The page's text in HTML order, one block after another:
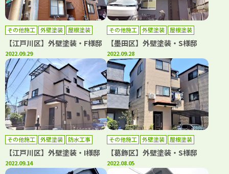
その他施工 外壁塗装
屋根塗装
防水工事
【江戸川区】外壁塗装・F様邸
2022.09.29
その他施工 外壁塗装
屋根塗装
防水工事
【墨田区】外壁塗装・S様邸
2022.09.28
その他施工 外壁塗装 防水工事
【江戸川区】外壁塗装・I様邸
2022.09.14
その他施工 外壁塗装
屋根塗装
防水工事
【葛飾区】外壁塗装・S様邸
2022.08.05